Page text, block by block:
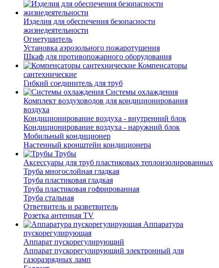
Изделия для обеспечения безопасности
жизнедеятельности
Огнетушитель
Установка аэрозольного пожаротушения
Шкаф для противопожарного оборудования
Компенсаторы
сантехнические
Гибкий соединитель для труб
Системы охлаждения
Комплект воздуховодов для кондиционирования
воздуха
Кондиционирование воздуха - внутренний блок
Кондиционирование воздуха - наружний блок
Мобильный кондиционер
Настенный кронштейн кондиционера
Трубы
Аксессуары для труб пластиковых теплоизолированных
Труба многослойная гладкая
Труба пластиковая гладкая
Труба пластиковая гофрированная
Труба стальная
Ответвитель и разветвитель
Розетка антенная TV
Аппаратура
пускорегулирующая
Аппарат пускорегулирующий
Аппарат пускорегулирующий электронный для
газоразрядных ламп